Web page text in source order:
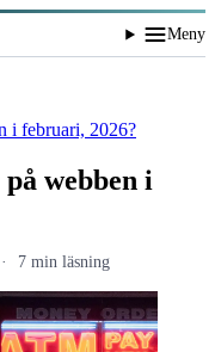
Meny
i februari, 2026?
webben i
7 min läsning